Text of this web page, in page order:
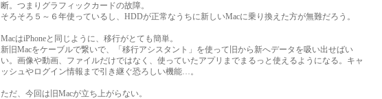
断。つまりグラフィックカードの故障。
そろそろ５～６年使っているし、HDDが正常なうちに新しいMacに乗り換えた方が無難だろう。
MacはiPhoneと同じように、移行がとても簡単。
新旧Macをケーブルで繋いで、「移行アシスタント」を使って旧から新へデータを吸い出せばい
い。画像や動画、ファイルだけではなく、使っていたアプリまでまるっと使えるようになる。キャ
ッシュやログイン情報まで引き継ぐ恐ろしい機能…。
ただ、今回は旧Macが立ち上がらない。